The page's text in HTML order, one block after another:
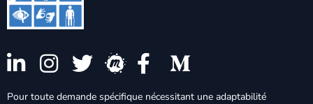
Pour toute demande spécifique nécessitant une adaptabilité